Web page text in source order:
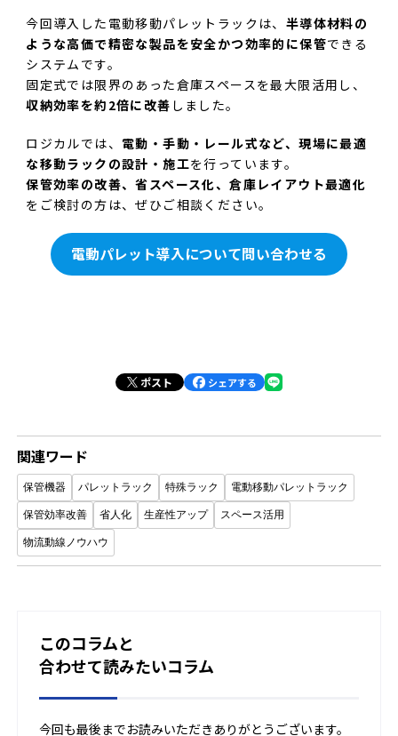
今回導入した電動移動パレットラックは、 半導体材料の
ような高価で精密な製品を安全かつ効率的に保管できる
システムです。
固定式では限界のあった倉庫スペースを最大限活用し、
収納効率を約2倍に改善 しました。
ロジカルでは、 電動・手動・レール式など、現場に最適
な移動ラックの設計・施工を行っています。
保管効率の改善、省スペース化、倉庫レイアウト最適化
をご検討の方は、ぜひご相談ください。
電動パレット導入について問い合わせる
ポスト シェアする
関連ワード
保管機器 パレットラック 特殊ラック 電動移動パレットラック
保管効率改善 省人化 生産性アップ スペース活用
物流動線ノウハウ
このコラムと
合わせて読みたいコラム
今回も最後までお読みいただきありがとうございます。